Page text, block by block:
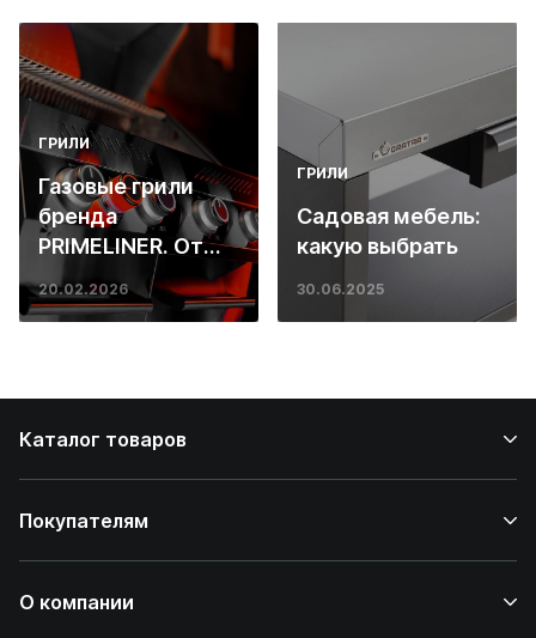
ГРИЛИ
Газовые грили
бренда
PRIMELINER. От
основ инженерии
до ресторанных
20.02.2026
ГРИЛИ
Садовая мебель:
какую выбрать
30.06.2025
Каталог товаров
Покупателям
О компании